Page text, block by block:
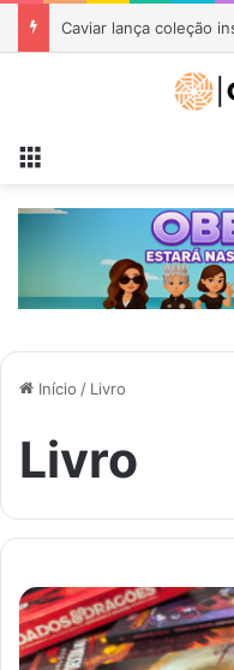
Início / Livro
Livro